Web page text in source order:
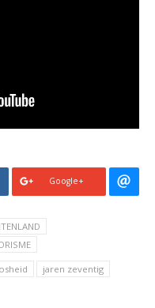
Google+
jaren zeventig